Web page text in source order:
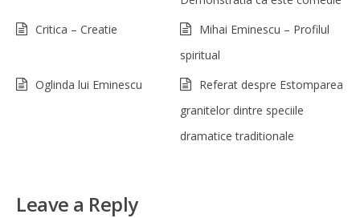
Critica – Creatie
Mihai Eminescu – Profilul
spiritual
Oglinda lui Eminescu
Referat despre Estomparea
granitelor dintre speciile
dramatice traditionale
Leave a Reply